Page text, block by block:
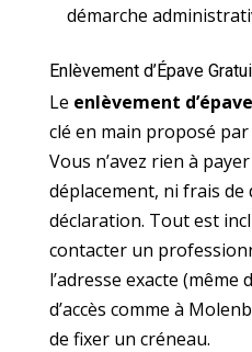
démarche
Enlèvement d’Épave
Le enlèvement
clé en main proposé
Vous n’avez rien à
déplacement, ni frais
déclaration. Tout est
contacter un
l’adresse exacte
d’accès comme à
de fixer un créneau.